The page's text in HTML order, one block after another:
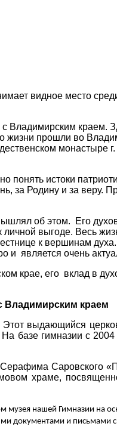
видное место
с Владимирским краем.
жизни прошли во
монастыре
понять истоки
за Родину и за веру.
об этом.
Его
личной выгоде. Весь
к вершинам духа.
и является очень
крае, его вклад в
Владимирским краем
выдающийся
На базе гимназии с 2004
Саровского
храме,
музея нашей Гимназии на
документами и письмами